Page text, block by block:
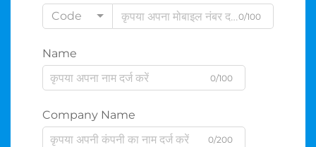
Code
0/100
Name
0/100
Company Name
0/200